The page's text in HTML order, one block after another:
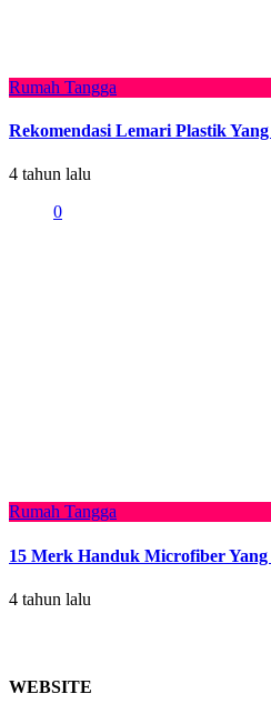
Rumah Tangga
Rekomendasi Lemari Plastik
4 tahun lalu
0
Rumah Tangga
15 Merk Handuk Microfiber Yang
4 tahun lalu
WEBSITE